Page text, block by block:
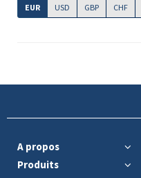
EUR
USD GBP CHF
A propos
Produits